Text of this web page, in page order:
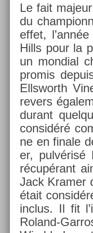
Le fait
du
effet,
Hills pour la
un mon­di­al
pro­mis
Ellsworth
re­v­ers
durant
con­sidéré
ne en fin­ale
er, pulvérisé
récupérant
Jack Kram­er
était
in­clus. Il fit
Roland-